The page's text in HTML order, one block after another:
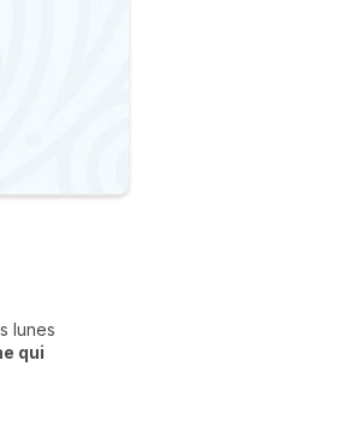
lunes
qui